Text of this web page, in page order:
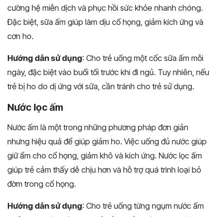
cường hệ miễn dịch và phục hồi sức khỏe nhanh chóng.
Đặc biệt, sữa ấm giúp làm dịu cổ họng, giảm kích ứng và
cơn ho.
Hướng dẫn sử dụng: Cho trẻ uống một cốc sữa ấm mỗi
ngày, đặc biệt vào buổi tối trước khi đi ngủ. Tuy nhiên, nếu
trẻ bị ho do dị ứng với sữa, cần tránh cho trẻ sử dụng.
Nước lọc ấm
Nước ấm là một trong những phương pháp đơn giản
nhưng hiệu quả để giúp giảm ho. Việc uống đủ nước giúp
giữ ẩm cho cổ họng, giảm khô và kích ứng. Nước lọc ấm
giúp trẻ cảm thấy dễ chịu hơn và hỗ trợ quá trình loại bỏ
đờm trong cổ họng.
Hướng dẫn sử dụng: Cho trẻ uống từng ngụm nước ấm